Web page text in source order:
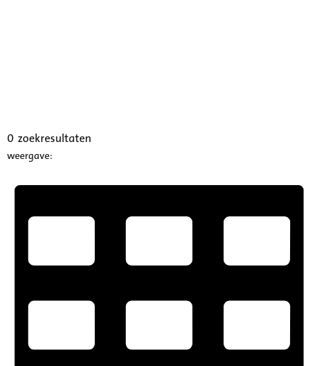
0 zoekresultaten
weergave: